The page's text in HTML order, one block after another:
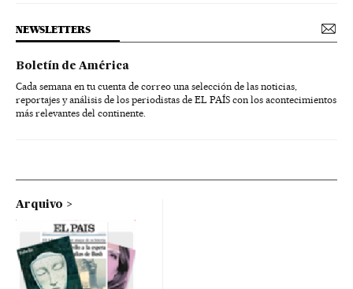
NEWSLETTERS
Boletín de América
Cada semana en tu cuenta de correo una selección de las noticias,
reportajes y análisis de los periodistas de EL PAÍS con los acontecimientos
más relevantes del continente.
Arquivo